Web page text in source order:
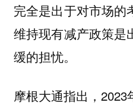
完全是出于对市场的
维持现有减产政策是
缓的担忧。
摩根大通指出，